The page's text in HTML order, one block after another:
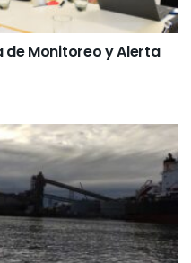
de Monitoreo y Alerta